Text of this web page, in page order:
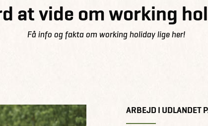
at vide om working
Få info og fakta om working holiday lige her!
ARBEJD I UDLANDET